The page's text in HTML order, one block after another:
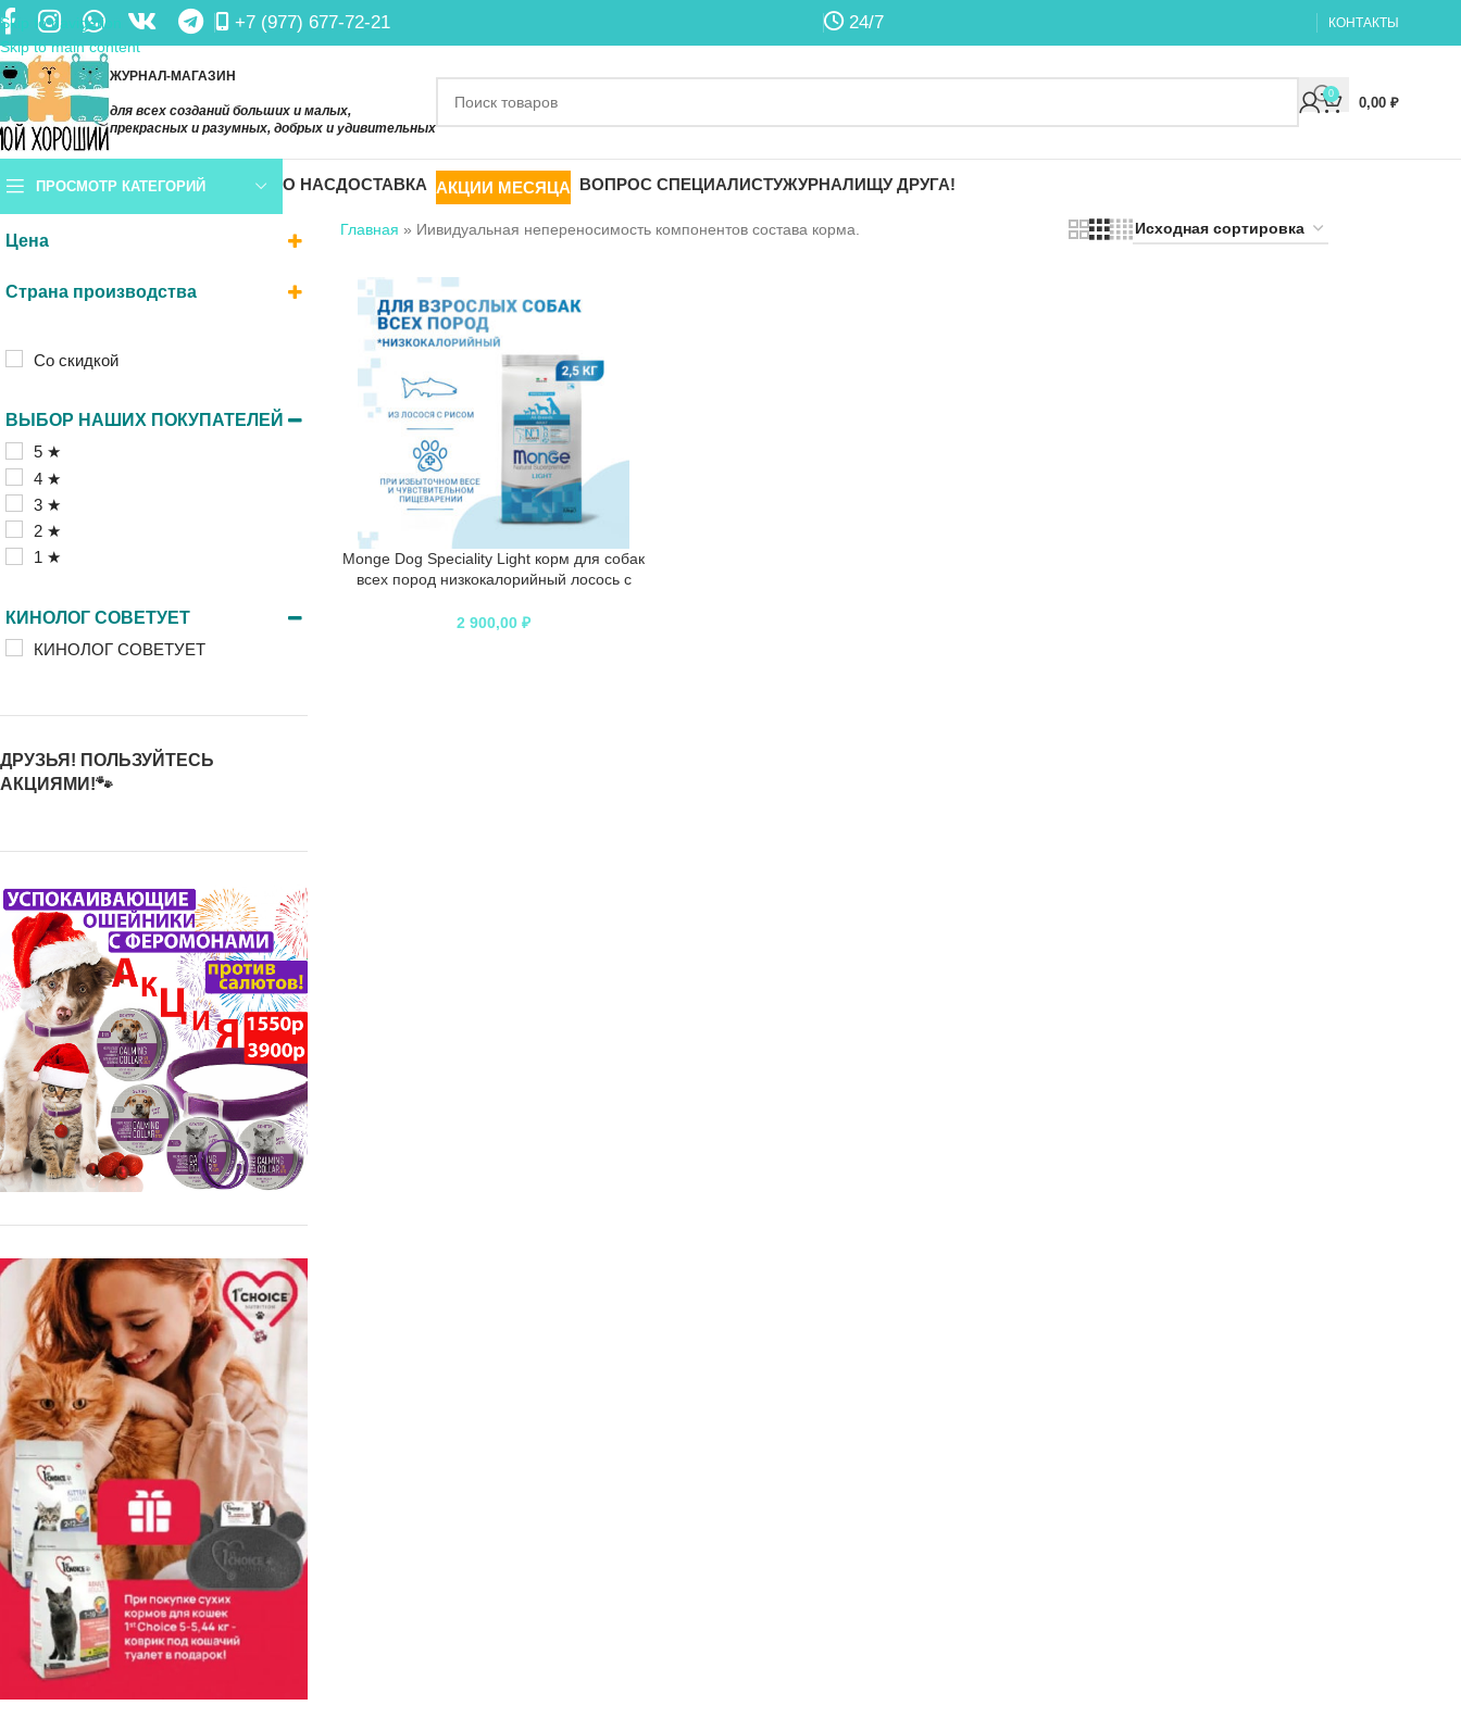
Skip to navigation
Skip to main content
+7 (977) 677-72-21 24/7 КОНТАКТЫ
ЖУРНАЛ-МАГАЗИН
для всех созданий больших и малых,
прекрасных и разумных, добрых и удивительных
0
0,00 ₽
ПРОСМОТР КАТЕГОРИЙ О НАСДОСТАВКА АКЦИИ МЕСЯЦА ВОПРОС СПЕЦИАЛИСТУЖУРНАЛИЩУ ДРУГА!
Цена
Страна производства
Со скидкой
ВЫБОР НАШИХ ПОКУПАТЕЛЕЙ
5 ★
4 ★
3 ★
2 ★
1 ★
КИНОЛОГ СОВЕТУЕТ
КИНОЛОГ СОВЕТУЕТ
ДРУЗЬЯ! ПОЛЬЗУЙТЕСЬ
АКЦИЯМИ!🐾
Главная » Иивидуальная непереносимость компонентов состава корма.
Monge Dog Speciality Light корм для собак
всех пород низкокалорийный лосось с
2 900,00₽